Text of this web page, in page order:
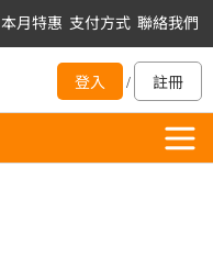
本月特惠 支付方式 聯絡我們
登入 / 註冊